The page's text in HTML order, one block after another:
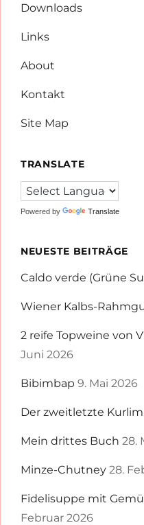
Downloads
Links
About
Kontakt
Site Map
TRANSLATE
Powered by Translate
NEUESTE BEITRÄGE
Caldo verde (Grüne
Wiener Kalbs-
2 reife Topweine von
Juni 2026
Bibimbap 9. Mai 2026
Der zweitletzte
Mein drittes Buch 28.
Minze-Chutney 28.
Fidelisuppe mit
Februar 2026